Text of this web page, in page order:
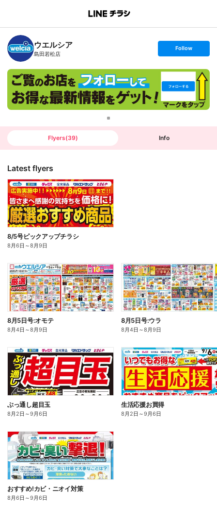
B
n
c
h
T
ウエルシア
島田若松店
s
t
o
l
o
w
Follow
Flyers(39) Info
Latest flyers
8/5号ピックアップチラシ
8月6日 ～8月9日
8月5日号:オモテ
8月4日 ～8月9日
8月5日号:ウラ
8月4日 ～8月9日
ぶっ通し超目玉
8月2日 ～9月6日
生活応援お買得
8月2日 ～9月6日
おすすめ!カビ・ニオイ対策
8月6日 ～9月6日